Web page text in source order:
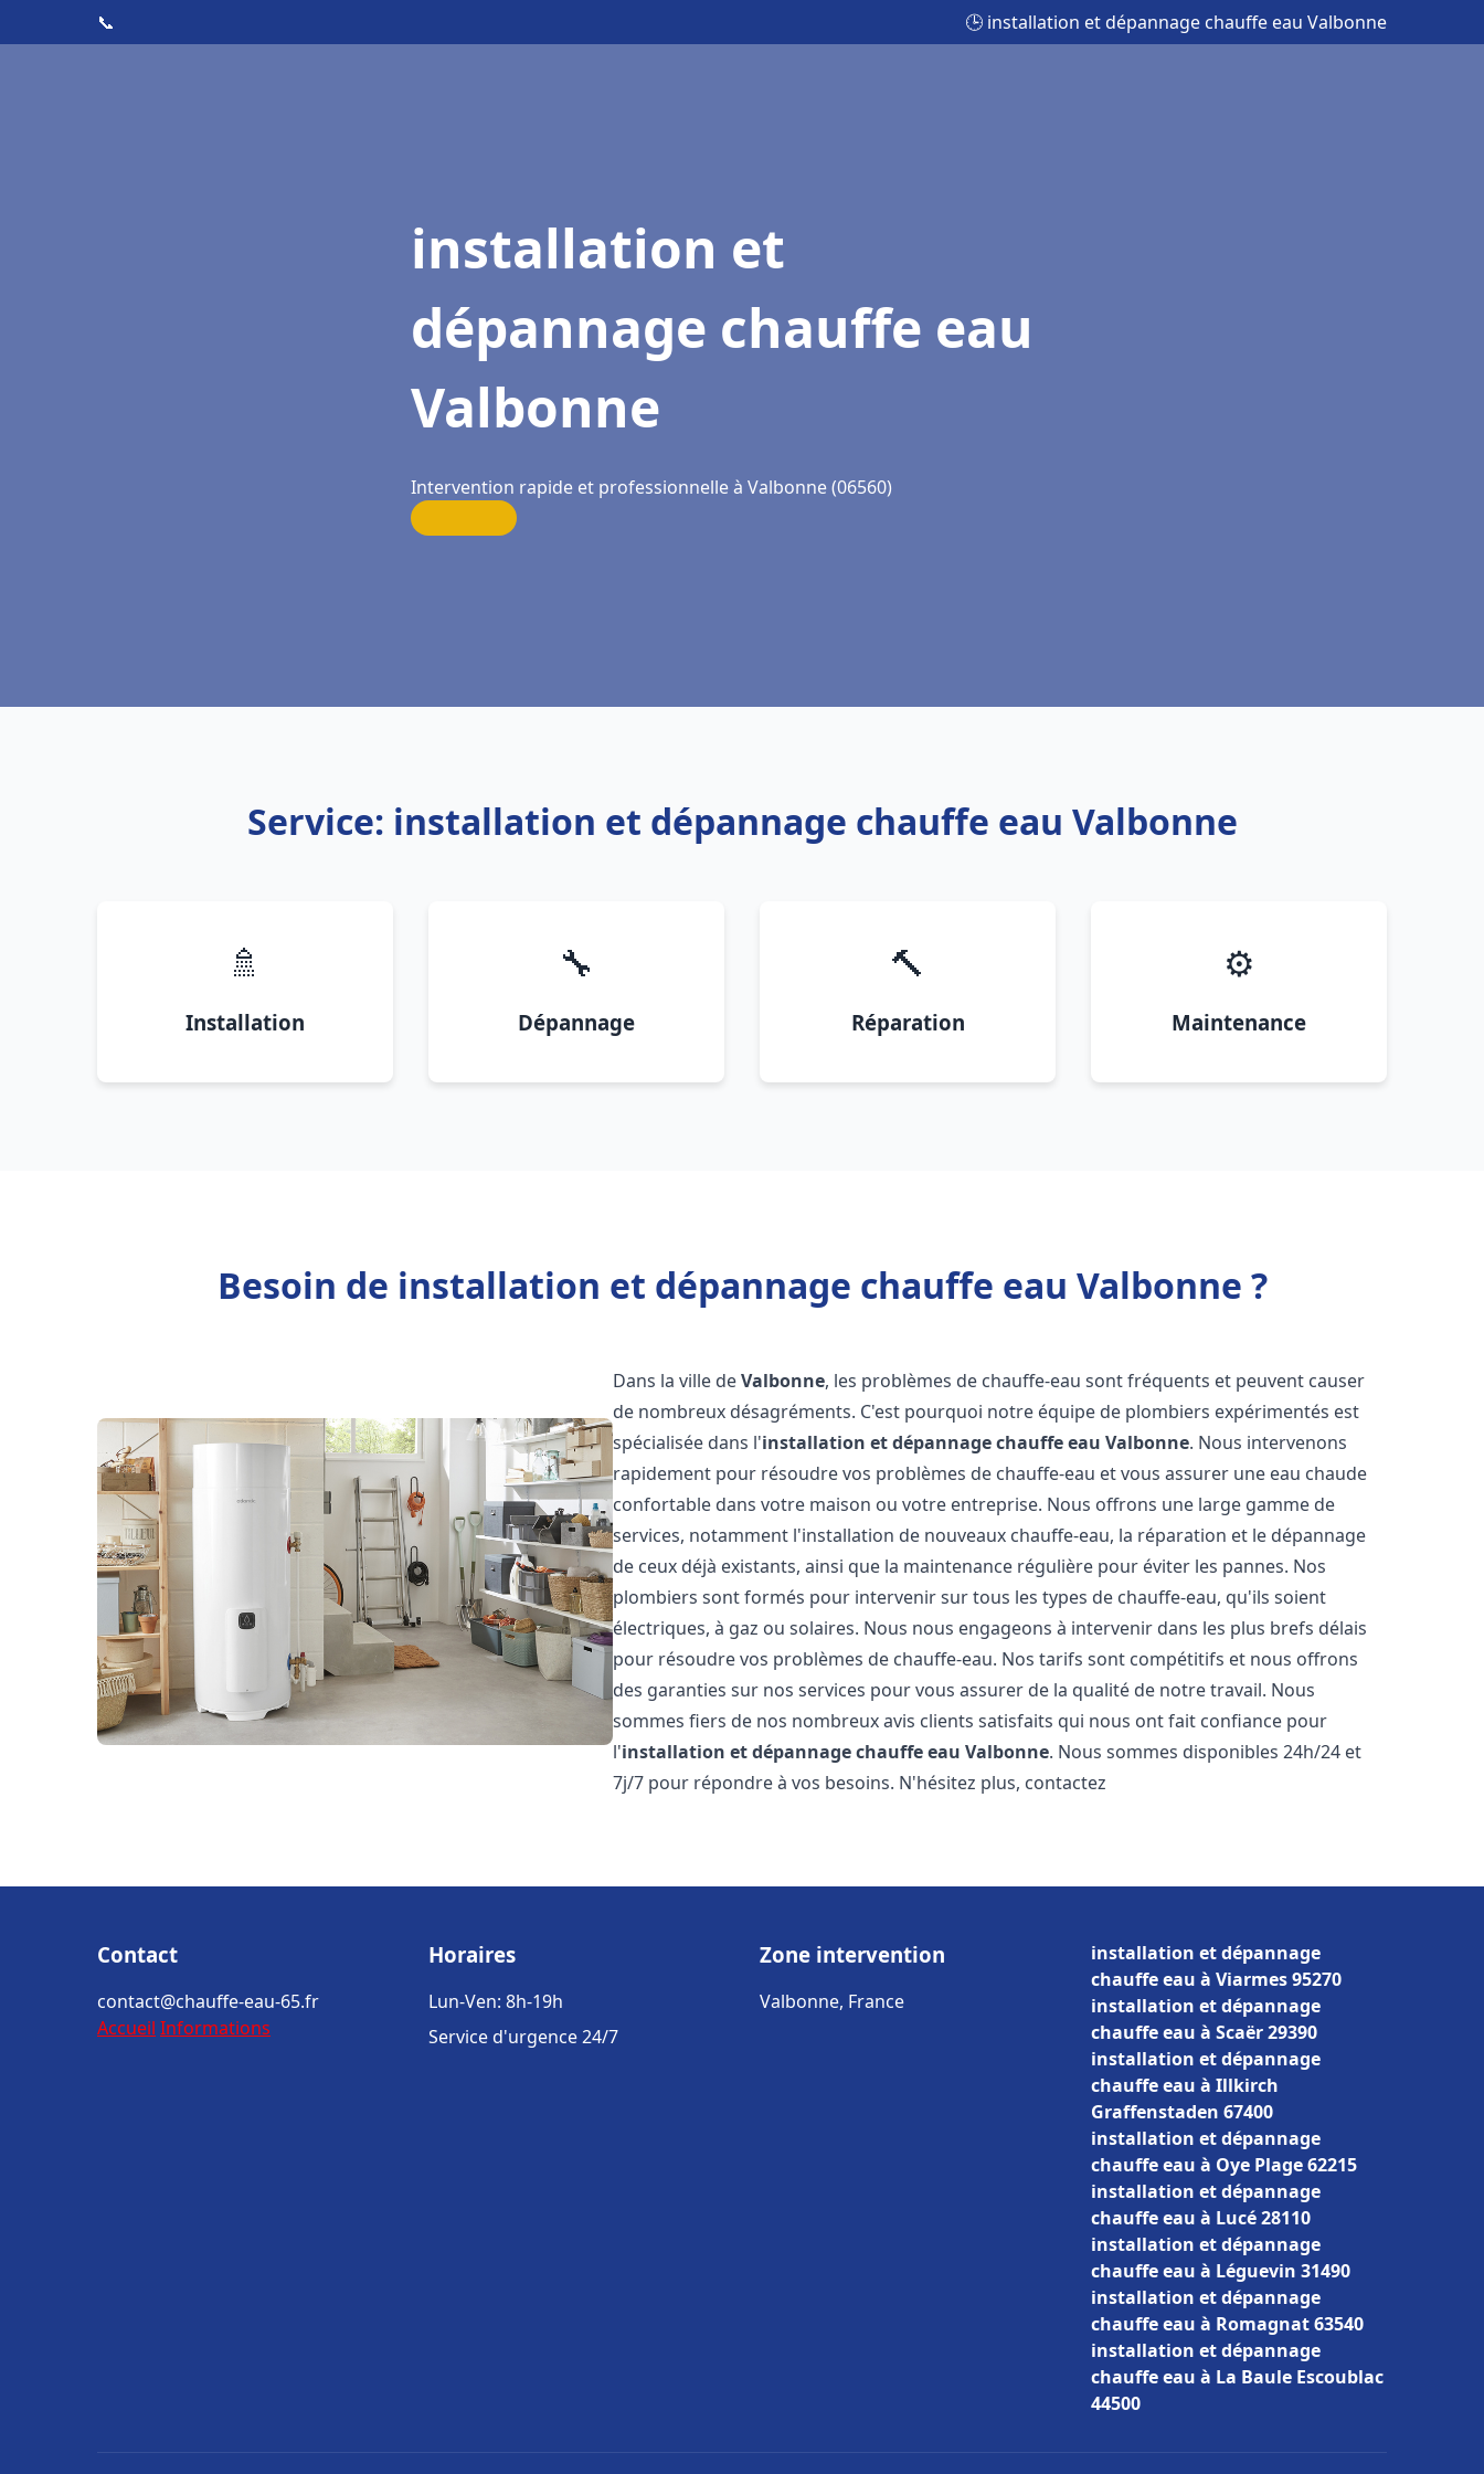
📞 🕒 installation et dépannage chauffe eau Valbonne
installation et
dépannage chauffe eau
Valbonne
Intervention rapide et professionnelle à Valbonne (06560)
Service: installation et dépannage chauffe eau Valbonne
🚿
Installation
🔧
Dépannage
🔨
Réparation
⚙️
Maintenance
Besoin de installation et dépannage chauffe eau Valbonne ?
Dans la ville deValbonne, les problèmes de chauffe-eau sont fréquents et peuvent causer
de nombreux désagréments. C'est pourquoi notre équipe de plombiers expérimentés est
spécialisée dans l'installation et dépannage chauffe eau Valbonne. Nous intervenons
rapidement pour résoudre vos problèmes de chauffe-eau et vous assurer une eau chaude
confortable dans votre maison ou votre entreprise. Nous offrons une large gamme de
services, notamment l'installation de nouveaux chauffe-eau, la réparation et le dépannage
de ceux déjà existants, ainsi que la maintenance régulière pour éviter les pannes. Nos
plombiers sont formés pour intervenir sur tous les types de chauffe-eau, qu'ils soient
électriques, à gaz ou solaires. Nous nous engageons à intervenir dans les plus brefs délais
pour résoudre vos problèmes de chauffe-eau. Nos tarifs sont compétitifs et nous offrons
des garanties sur nos services pour vous assurer de la qualité de notre travail. Nous
sommes fiers de nos nombreux avis clients satisfaits qui nous ont fait confiance pour
l'installation et dépannage chauffe eau Valbonne. Nous sommes disponibles 24h/24 et
7j/7 pour répondre à vos besoins. N'hésitez plus, contactez
Contact
contact@chauffe-eau-65.fr
Accueil Informations
Horaires
Lun-Ven: 8h-19h
Service d'urgence 24/7
Zone intervention
Valbonne, France
installation et dépannage
chauffe eau à Viarmes 95270
installation et dépannage
chauffe eau à Scaër 29390
installation et dépannage
chauffe eau à Illkirch
Graffenstaden 67400
installation et dépannage
chauffe eau à Oye Plage 62215
installation et dépannage
chauffe eau à Lucé 28110
installation et dépannage
chauffe eau à Léguevin 31490
installation et dépannage
chauffe eau à Romagnat 63540
installation et dépannage
chauffe eau à La Baule Escoublac
44500